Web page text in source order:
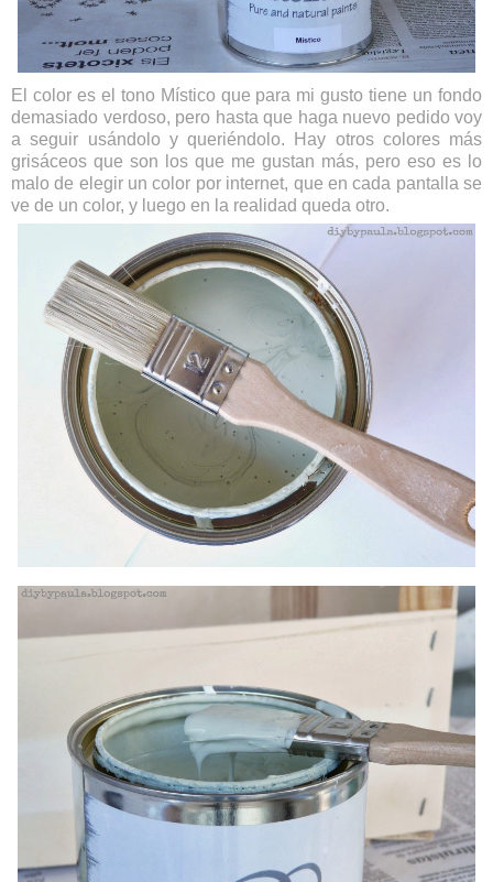
El color es el tono Místico que para mi gusto tiene un fondo
demasiado verdoso, pero hasta que haga nuevo pedido voy
a seguir usándolo y queriéndolo. Hay otros colores más
grisáceos que son los que me gustan más, pero eso es lo
malo de elegir un color por internet, que en cada pantalla se
ve de un color, y luego en la realidad queda otro.